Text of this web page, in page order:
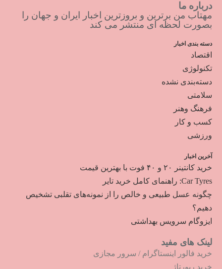
درباره ما
مهتاب من برترین و بروزترین اخبار ایران و جهان را
بصورت لحظه ای منتشر می کند
دسته بندی اخبار
اقتصاد
تکنولوژی
دسته‌بندی نشده
سلامتی
فرهنگ وهنر
کسب و کار
ورزشی
آخرین اخبار
خرید کانتینر ۲۰ و ۴۰ فوت با بهترین قیمت
Car Tyres: راهنمای کامل خرید تایر
چگونه عسل طبیعی و خالص را از نمونه‌های تقلبی تشخیص
دهیم؟
ایزوگام سرویس بهداشتی
لینک های مفید
خرید فالور اینستاگرام / سرور مجازی
خرید رپورتاژ